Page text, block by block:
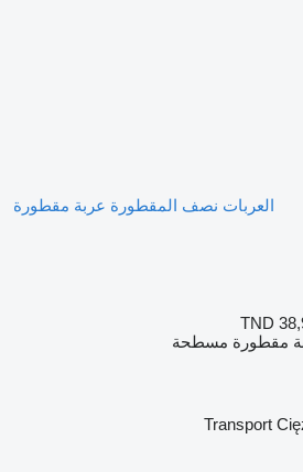
العربات نصف المقطورة عربة مقطورة
TND
مقطورة مسطحة
Transport